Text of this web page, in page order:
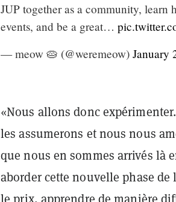
JUP together as a community, learn
events, and be a great…
— meow 🥧 (@weremeow) January
«Nous allons donc
les assumerons et nous nous
que nous en sommes arrivés là
aborder cette nouvelle phase de
le prix, apprendre de manière